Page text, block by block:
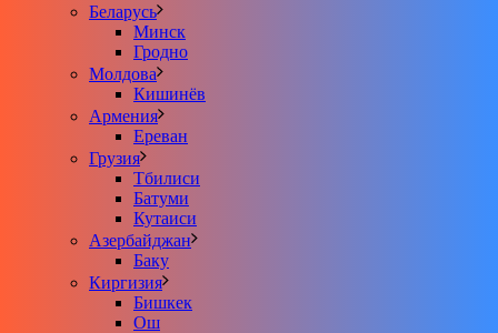
Беларусь
Минск
Гродно
Молдова
Кишинёв
Армения
Ереван
Грузия
Тбилиси
Батуми
Кутаиси
Азербайджан
Баку
Киргизия
Бишкек
Ош